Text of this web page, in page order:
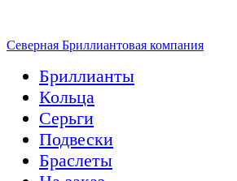
Северная Бриллиантовая компания
Бриллианты
Кольца
Серьги
Подвески
Браслеты